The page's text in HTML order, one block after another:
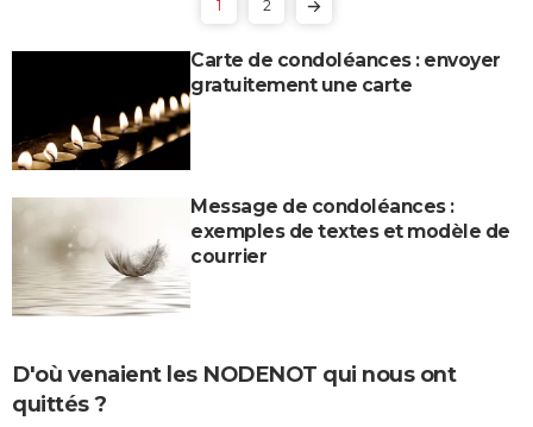
1 2
Carte de condoléances : envoyer
gratuitement une carte
Message de condoléances :
exemples de textes et modèle de
courrier
D'où venaient les NODENOT qui nous ont
quittés ?